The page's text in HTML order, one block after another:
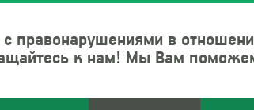
правонарушениями в
к нам! Мы Вам